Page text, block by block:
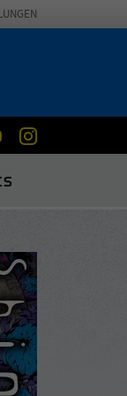
YOUTUBEINSTAGRAM